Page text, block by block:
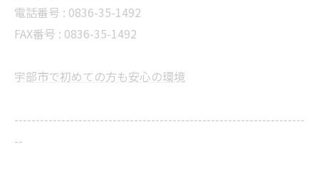
電話番号 : 0836-35-1492
FAX番号 : 0836-35-1492
宇部市で初めての方も安心の環境
--------------------------------------------------------------------
--